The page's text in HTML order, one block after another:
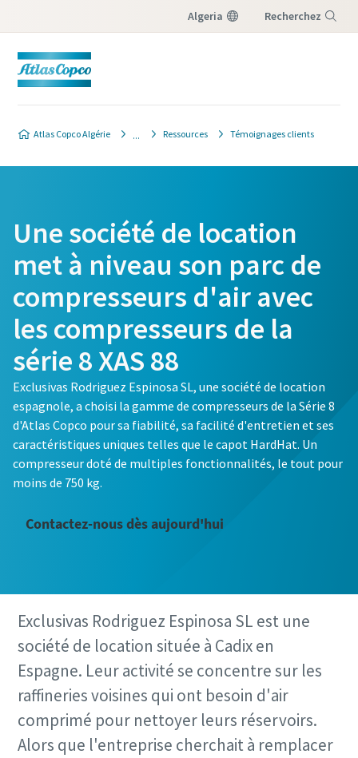
Algeria Recherchez
Atlas Copco Algérie Ressources Témoignages clients
Une société de location
met à niveau son parc de
compresseurs d'air avec
les compresseurs de la
série 8 XAS 88
Exclusivas Rodriguez Espinosa SL, une société de location
espagnole, a choisi la gamme de compresseurs de la Série 8
d'Atlas Copco pour sa fiabilité, sa facilité d'entretien et ses
caractéristiques uniques telles que le capot HardHat. Un
compresseur doté de multiples fonctionnalités, le tout pour
moins de 750 kg.
Contactez-nous dès aujourd'hui
Exclusivas Rodriguez Espinosa SL est une
société de location située à Cadix en
Espagne. Leur activité se concentre sur les
raffineries voisines qui ont besoin d'air
comprimé pour nettoyer leurs réservoirs.
Alors que l'entreprise cherchait à remplacer